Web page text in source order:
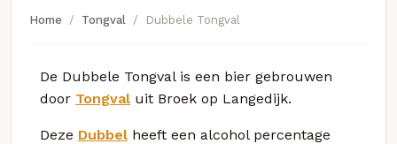
Home Tongval Dubbele Tongval
De Dubbele Tongval is een bier gebrouwen
door Tongval uit Broek op Langedijk.
Deze Dubbel heeft een alcohol percentage